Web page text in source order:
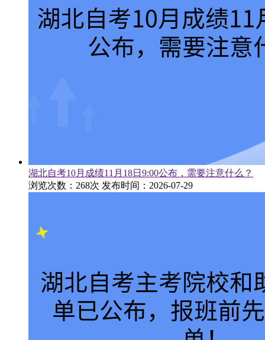
湖北自考10月成绩11月18日9:00公布，需要注意什么？
浏览次数：268次 发布时间：2026-07-29